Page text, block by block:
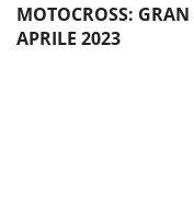
MOTOCROSS:
APRILE 2023